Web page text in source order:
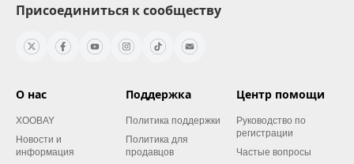
Присоединиться к сообществу
О нас
XOOBAY
Новости и
информация
Поддержка
Политика поддержки
Политика для
продавцов
Центр помощи
Руководство по
регистрации
Частые вопросы